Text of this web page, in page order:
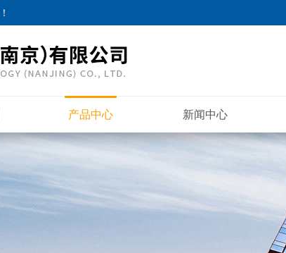
！
产品中心 新闻中心